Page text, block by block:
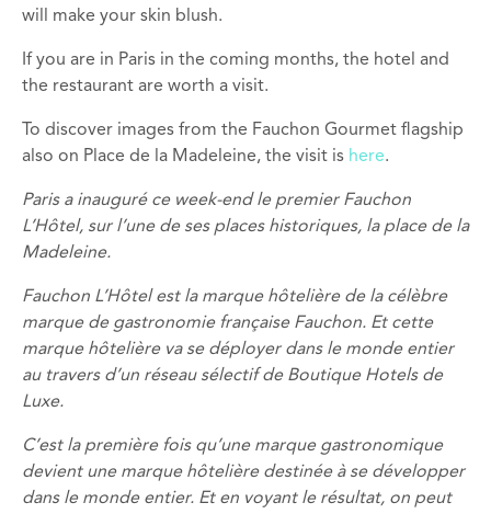
will make your skin blush.
If you are in Paris in the coming months, the hotel and
the restaurant are worth a visit.
To discover images from the Fauchon Gourmet flagship
also on Place de la Madeleine, the visit is here.
Paris a inauguré ce week-end le premier Fauchon
L’Hôtel, sur l’une de ses places historiques, la place de la
Madeleine.
Fauchon L’Hôtel est la marque hôtelière de la célèbre
marque de gastronomie française Fauchon. Et cette
marque hôtelière va se déployer dans le monde entier
au travers d’un réseau sélectif de Boutique Hotels de
Luxe.
C’est la première fois qu’une marque gastronomique
devient une marque hôtelière destinée à se développer
dans le monde entier. Et en voyant le résultat, on peut